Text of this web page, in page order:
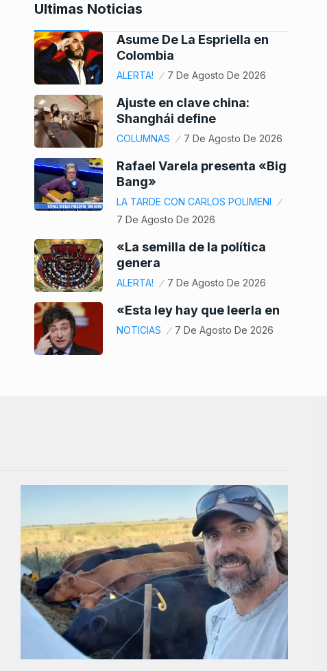
Ultimas Noticias
Asume De La Espriella en
Colombia
ALERTA! 7 De Agosto De 2026
Ajuste en clave china:
Shanghái define
COLUMNAS 7 De Agosto De 2026
Rafael Varela presenta «Big
Bang»
LA TARDE CON CARLOS POLIMENI
7 De Agosto De 2026
«La semilla de la política
genera
ALERTA! 7 De Agosto De 2026
«Esta ley hay que leerla en
NOTICIAS 7 De Agosto De 2026